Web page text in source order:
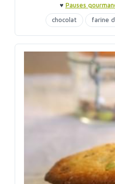
♥ Pauses
chocolat
farine